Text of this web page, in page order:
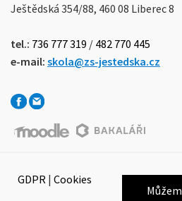
Ještědská 354/88, 460 08 Liberec 8
tel.: 736 777 319 / 482 770 445
e-mail: skola@zs-jestedska.cz
GDPR | Cookies